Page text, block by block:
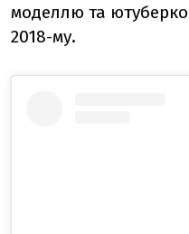
моделлю та
2018-му.